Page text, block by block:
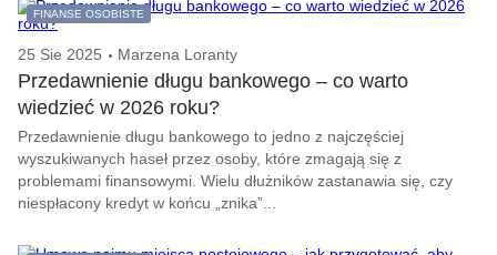
FINANSE OSOBISTE
25 Sie 2025 Marzena Loranty
Przedawnienie długu bankowego – co warto
wiedzieć w 2026 roku?
Przedawnienie długu bankowego to jedno z najczęściej
wyszukiwanych haseł przez osoby, które zmagają się z
problemami finansowymi. Wielu dłużników zastanawia się, czy
niespłacony kredyt w końcu „znika”...